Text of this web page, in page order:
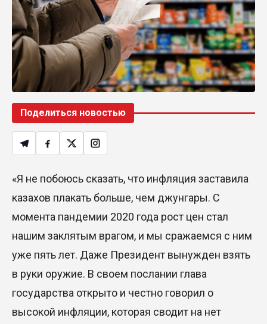
Поделиться новостью
«Я не побоюсь сказать, что инфляция заставила
казахов плакать больше, чем джунгары. С
момента пандемии 2020 года рост цен стал
нашим заклятым врагом, и мы сражаемся с ним
уже пять лет. Даже Президент вынужден взять
в руки оружие. В своем послании глава
государства открыто и честно говорил о
высокой инфляции, которая сводит на нет